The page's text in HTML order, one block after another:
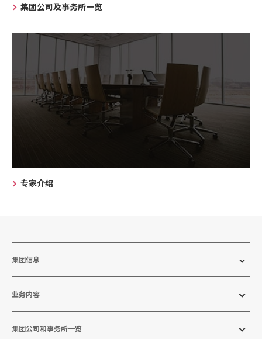
集团公司及事务所一览
专家介绍
集团信息
业务内容
集团公司和事务所一览